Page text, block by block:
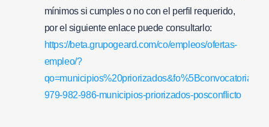
mínimos si cumples o no con el perfil requerido,
por el siguiente enlace puede consultarlo:
https://beta.grupogeard.com/co/empleos/ofertas-
empleo/?
979-982-986-municipios-priorizados-posconflicto